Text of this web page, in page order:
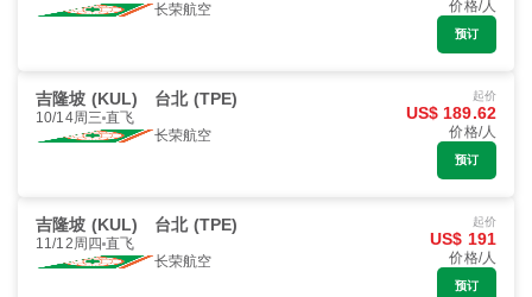
长荣航空
价格/人
预订
吉隆坡 (KUL) 台北 (TPE)
10/14周三 直飞
长荣航空
起价
US$ 189.62
价格/人
预订
吉隆坡 (KUL) 台北 (TPE)
11/12周四 直飞
长荣航空
起价
US$ 191
价格/人
预订